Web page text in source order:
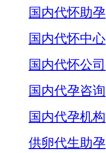
国内代怀助孕
国内代怀中心
国内代怀公司
国内代孕咨询
国内代孕机构
供卵代生助孕